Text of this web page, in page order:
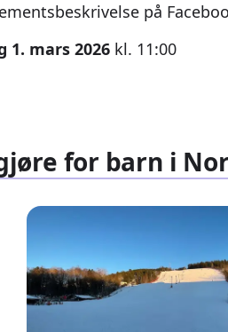
på
1. mars 2026 kl. 11:00
for barn i